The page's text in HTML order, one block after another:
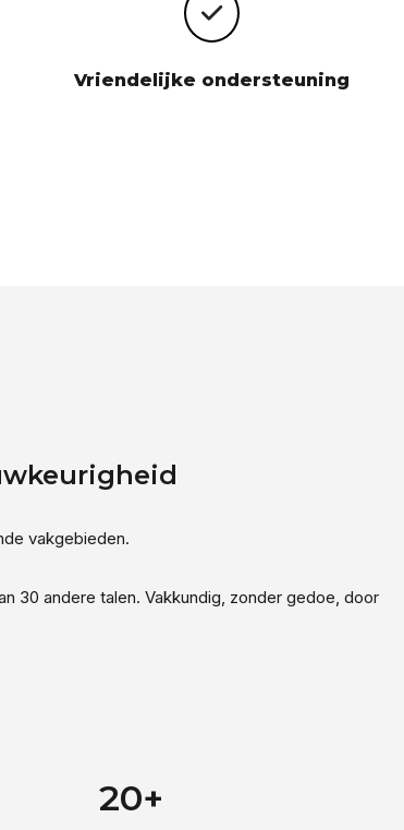
Vriendelijke ondersteuning
vakgebieden.
30 andere talen. Vakkundig, zonder gedoe, door
20+